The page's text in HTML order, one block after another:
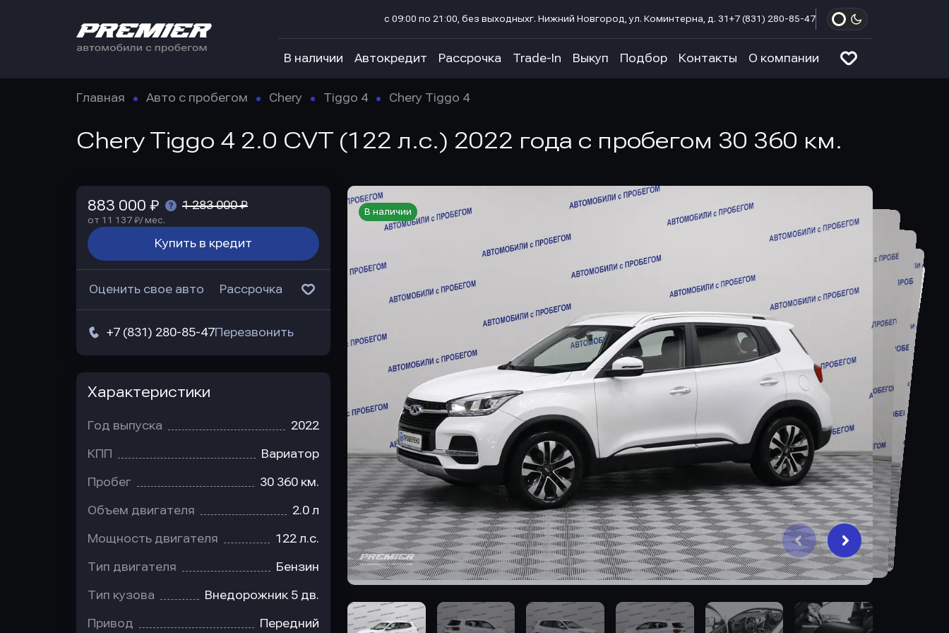
с 09:00 по 21:00, без выходныхг. Нижний Новгород, ул. Коминтерна, д. 31 +7 (831) 280-85-47
В наличии Автокредит Рассрочка Trade-In Выкуп Подбор Контакты О компании
Главная Авто с пробегом Chery Tiggo 4 Chery Tiggo 4
Chery Tiggo 4 2.0 CVT (122 л.с.) 2022 года с пробегом 30 360 км.
В наличии
883 000 ₽ 1 283 000 ₽
от 11 137 ₽/ мес.
Купить в кредит
Оценить свое авто Рассрочка
+7 (831) 280-85-47Перезвонить
Характеристики
Год выпуска 2022
КПП Вариатор
Пробег 30 360 км.
Объем двигателя 2.0 л
Мощность двигателя 122 л.с.
Тип двигателя Бензин
Тип кузова Внедорожник 5 дв.
Привод Передний